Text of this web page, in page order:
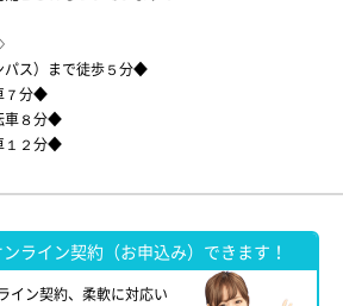
ス）まで徒歩５分◆
７分◆
車８分◆
１２分◆
ライン契約（お申込み）できます！
イン契約、柔軟に対応い